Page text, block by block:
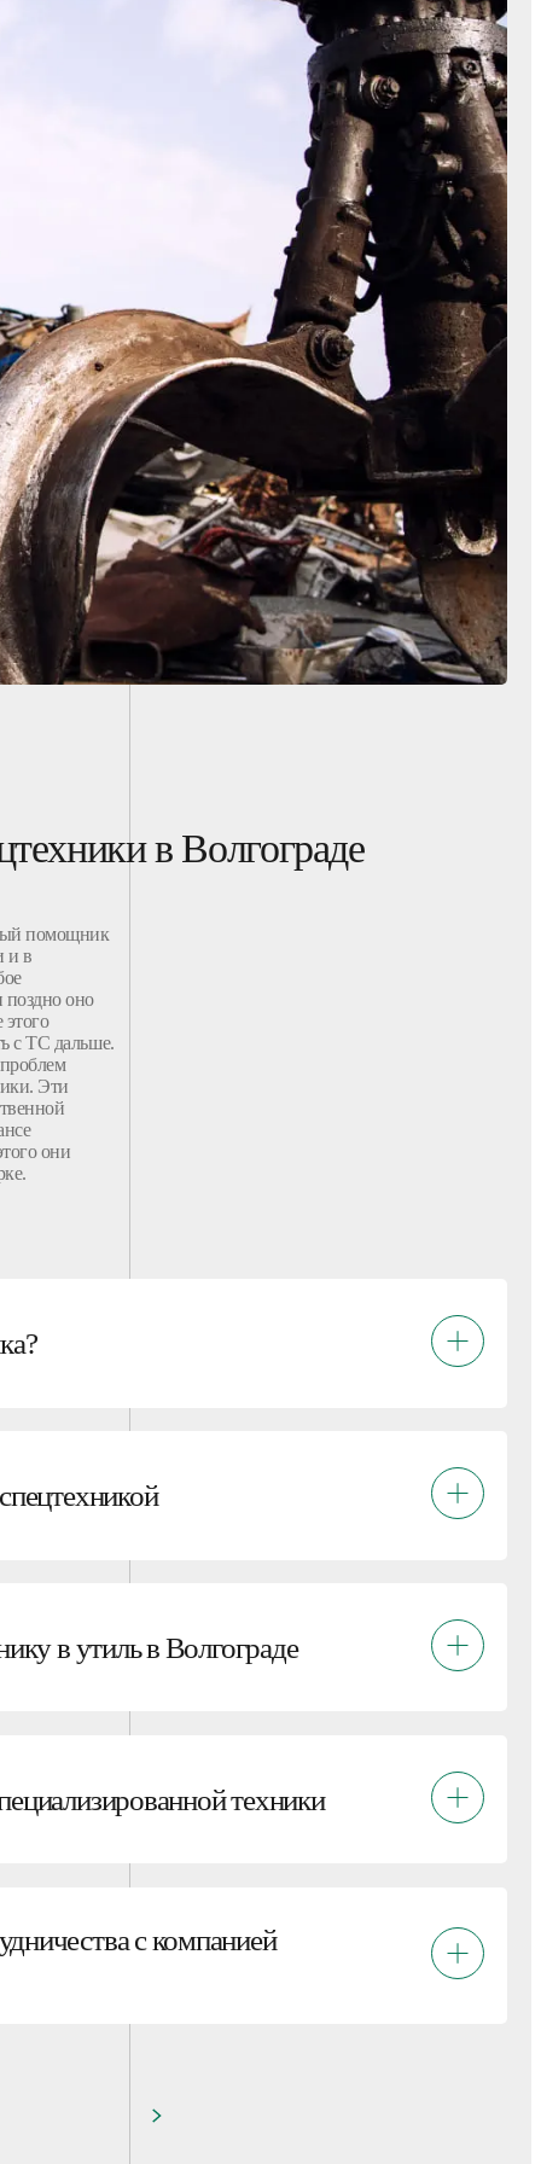
в Волгограде
помощник
и в
поздно оно
этого
с ТС дальше.
Эти
они
в утиль в Волгограде
техники
с компанией